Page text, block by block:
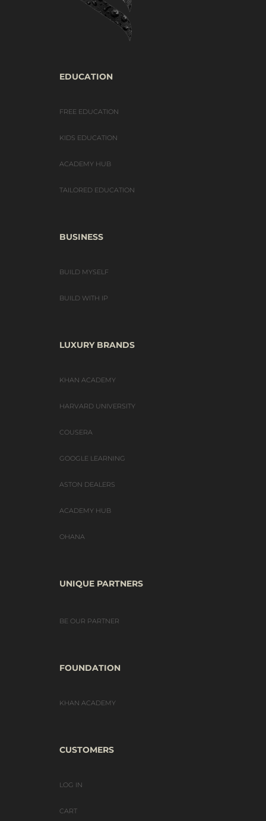
EDUCATION
FREE EDUCATION
KIDS EDUCATION
ACADEMY HUB
TAILORED EDUCATION
BUSINESS
BUILD MYSELF
BUILD WITH IP
LUXURY BRANDS
KHAN ACADEMY
HARVARD UNIVERSITY
COUSERA
GOOGLE LEARNING
ASTON DEALERS
ACADEMY HUB
OHANA
UNIQUE PARTNERS
BE OUR PARTNER
FOUNDATION
KHAN ACADEMY
CUSTOMERS
LOG IN
CART